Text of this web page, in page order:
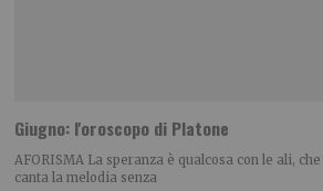
Giugno: l'oroscopo di Platone
AFORISMA La speranza è qualcosa con le ali,
canta la melodia senza